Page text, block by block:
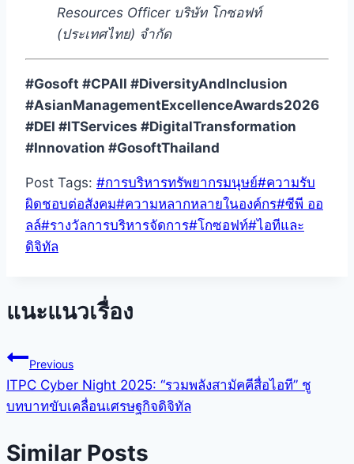
Resources Officer บริษัท โกซอฟท์
(ประเทศไทย) จำกัด
#Gosoft #CPAll #DiversityAndInclusion
#AsianManagementExcellenceAwards2026
#DEI #ITServices #DigitalTransformation
#Innovation #GosoftThailand
Post Tags: #การบริหารทรัพยากรมนุษย์#ความรับ
ผิดชอบต่อสังคม#ความหลากหลายในองค์กร#ซีพี ออ
ลล์#รางวัลการบริหารจัดการ#โกซอฟท์#ไอทีและ
ดิจิทัล
แนะแนวเรื่อง
Previous
ITPC Cyber Night 2025: “รวมพลังสามัคคีสื่อไอที” ชู
บทบาทขับเคลื่อนเศรษฐกิจดิจิทัล
Similar Posts